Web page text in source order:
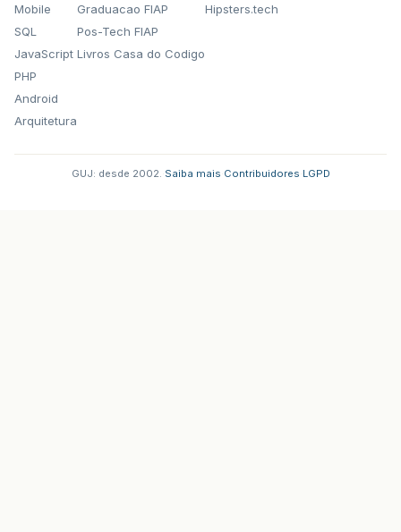
Mobile
SQL
JavaScript
PHP
Android
Arquitetura
Graduacao FIAP
Pos-Tech FIAP
Livros Casa do Codigo
Hipsters.tech
GUJ: desde 2002. Saiba mais Contribuidores LGPD